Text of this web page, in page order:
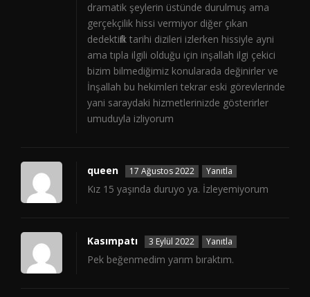
dramatik şeylerin üstünde durulmuş ama
gerçekçilik hissi vermiyor diğer çıkan
dedektiflik tarihi dizileri izlerken hissiyle ayni
ama tıpla ilgili olduğu için inşallah ilgi çekici
bizim bilmediğimiz konularada değinirler ve
İnşallah bu hekimleri tekrar eski görevlerinde
yani saraydaki hizmetlerinizde gösterirler
umuduyla izliyorum
queen 17 Ağustos 2022 Yanıtla
Kız 15 yaşında duruyo ya. İzleyemiyorum
Kasımpatı 3 Eylül 2022 Yanıtla
Pek beğenmedim yarım bıraktım.